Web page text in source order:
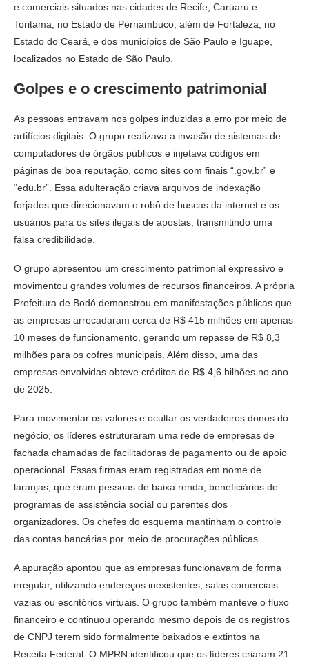
e comerciais situados nas cidades de Recife, Caruaru e
Toritama, no Estado de Pernambuco, além de Fortaleza, no
Estado do Ceará, e dos municípios de São Paulo e Iguape,
localizados no Estado de São Paulo.
Golpes e o crescimento patrimonial
As pessoas entravam nos golpes induzidas a erro por meio de
artifícios digitais. O grupo realizava a invasão de sistemas de
computadores de órgãos públicos e injetava códigos em
páginas de boa reputação, como sites com finais “.gov.br” e
“edu.br”. Essa adulteração criava arquivos de indexação
forjados que direcionavam o robô de buscas da internet e os
usuários para os sites ilegais de apostas, transmitindo uma
falsa credibilidade.
O grupo apresentou um crescimento patrimonial expressivo e
movimentou grandes volumes de recursos financeiros. A própria
Prefeitura de Bodó demonstrou em manifestações públicas que
as empresas arrecadaram cerca de R$ 415 milhões em apenas
10 meses de funcionamento, gerando um repasse de R$ 8,3
milhões para os cofres municipais. Além disso, uma das
empresas envolvidas obteve créditos de R$ 4,6 bilhões no ano
de 2025.
Para movimentar os valores e ocultar os verdadeiros donos do
negócio, os líderes estruturaram uma rede de empresas de
fachada chamadas de facilitadoras de pagamento ou de apoio
operacional. Essas firmas eram registradas em nome de
laranjas, que eram pessoas de baixa renda, beneficiários de
programas de assistência social ou parentes dos
organizadores. Os chefes do esquema mantinham o controle
das contas bancárias por meio de procurações públicas.
A apuração apontou que as empresas funcionavam de forma
irregular, utilizando endereços inexistentes, salas comerciais
vazias ou escritórios virtuais. O grupo também manteve o fluxo
financeiro e continuou operando mesmo depois de os registros
de CNPJ terem sido formalmente baixados e extintos na
Receita Federal. O MPRN identificou que os líderes criaram 21